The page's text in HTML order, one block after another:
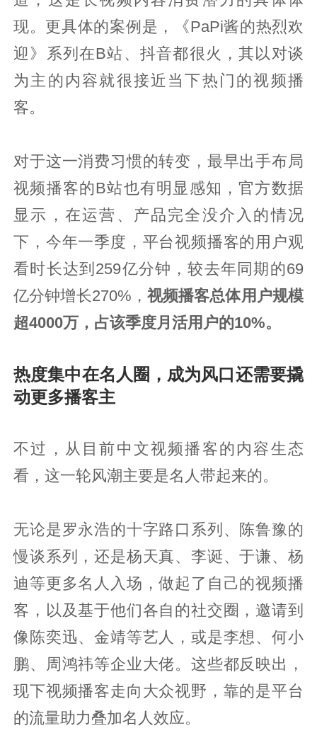
现。更具体的案例是，《PaPi酱的热烈欢
迎》系列在B站、抖音都很火，其以对谈
为主的内容就很接近当下热门的视频播
客。
对于这一消费习惯的转变，最早出手布局
视频播客的B站也有明显感知，官方数据
显示，在运营、产品完全没介入的情况
下，今年一季度，平台视频播客的用户观
看时长达到259亿分钟，较去年同期的69
亿分钟增长270%， 视频播客总体用户规模
超4000万，占该季度月活用户的10%。
热度集中在名人圈，成为风口还需要撬
动更多播客主
不过，从目前中文视频播客的内容生态
看，这一轮风潮主要是名人带起来的。
无论是罗永浩的十字路口系列、陈鲁豫的
慢谈系列，还是杨天真、李诞、于谦、杨
迪等更多名人入场，做起了自己的视频播
客，以及基于他们各自的社交圈，邀请到
像陈奕迅、金靖等艺人，或是李想、何小
鹏、周鸿祎等企业大佬。这些都反映出，
现下视频播客走向大众视野，靠的是平台
的流量助力叠加名人效应。